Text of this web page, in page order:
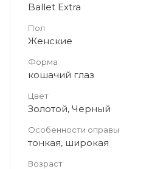
Ballet Extra
Пол
Женские
Форма
кошачий глаз
Цвет
Золотой, Черный
Особенности оправы
тонкая, широкая
Возраст